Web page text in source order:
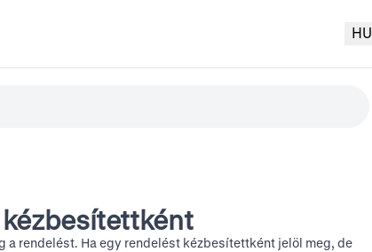
HU
rendelést. Ha egy rendelést kézbesítettként jelöl meg, de